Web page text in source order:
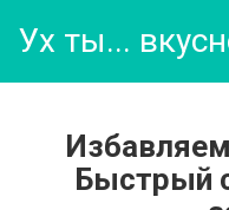
Ух ты...
Быстрый